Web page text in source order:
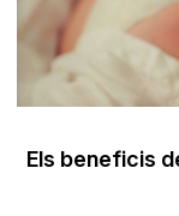
Els beneficis